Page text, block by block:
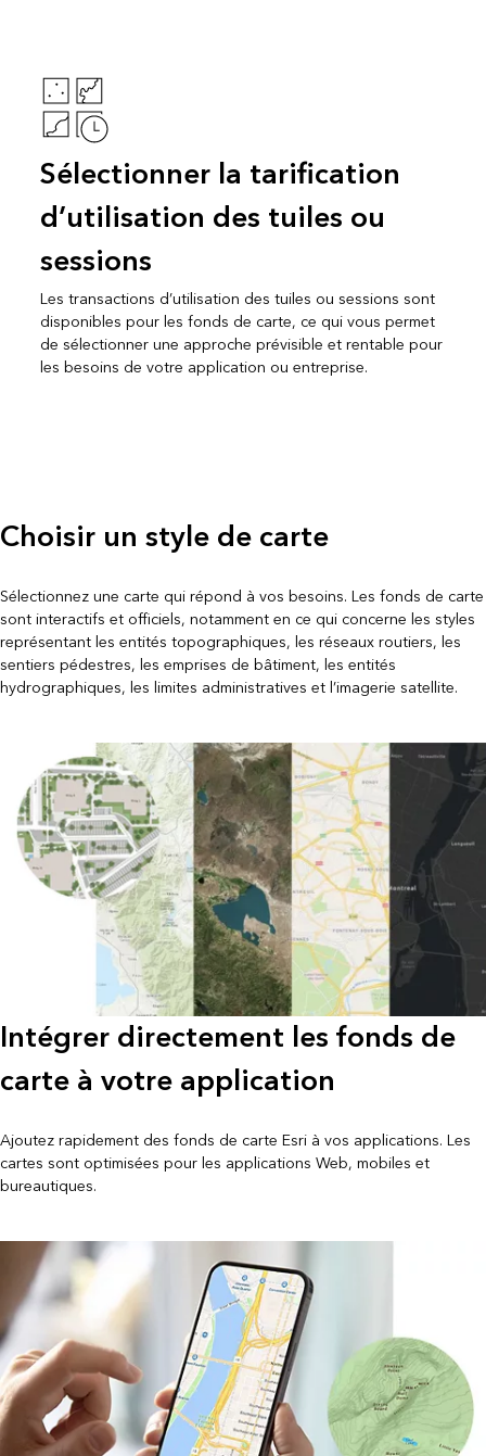
Sélectionner la tarification
d’utilisation des tuiles ou
sessions
Les transactions d’utilisation des tuiles ou sessions sont
disponibles pour les fonds de carte, ce qui vous permet
de sélectionner une approche prévisible et rentable pour
les besoins de votre application ou entreprise.
Choisir un style de carte
Sélectionnez une carte qui répond à vos besoins. Les fonds de carte
sont interactifs et officiels, notamment en ce qui concerne les styles
représentant les entités topographiques, les réseaux routiers, les
sentiers pédestres, les emprises de bâtiment, les entités
hydrographiques, les limites administratives et l’imagerie satellite.
Intégrer directement les fonds de
carte à votre application
Ajoutez rapidement des fonds de carte Esri à vos applications. Les
cartes sont optimisées pour les applications Web, mobiles et
bureautiques.